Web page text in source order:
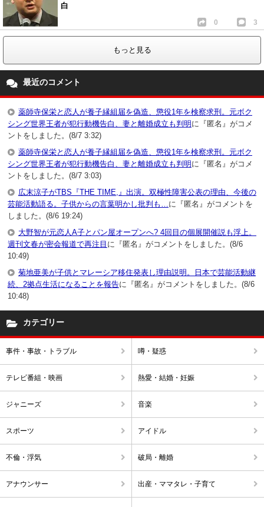
白
0 3
もっと見る
最近のコメント
薬師寺保栄と恋人が養子縁組届を偽造、懲役1年を検察求刑。元ボク
シング世界王者が犯行動機告白、妻と離婚成立も判明 に『匿名』がコメ
ントをしました。(8/7 3:32)
薬師寺保栄と恋人が養子縁組届を偽造、懲役1年を検察求刑。元ボク
シング世界王者が犯行動機告白、妻と離婚成立も判明 に『匿名』がコメ
ントをしました。(8/7 3:03)
広末涼子がTBS『THE TIME,』出演。双極性障害公表の理由、今後の
芸能活動語る。子供からの言葉明かし批判も… に『匿名』がコメントを
しました。(8/6 19:24)
大野智が元恋人A子とパン屋オープンへ? 4回目の個展開催説も浮上。
週刊文春が密会報道で再注目 に『匿名』がコメントをしました。(8/6
10:49)
菊地亜美が子供とマレーシア移住発表し理由説明。日本で芸能活動継
続、2拠点生活になることを報告に『匿名』がコメントをしました。(8/6
10:48)
カテゴリー
事件・事故・トラブル 噂・疑惑
テレビ番組・映画 熱愛・結婚・妊娠
ジャニーズ 音楽
スポーツ アイドル
不倫・浮気 破局・離婚
アナウンサー 出産・ママタレ・子育て